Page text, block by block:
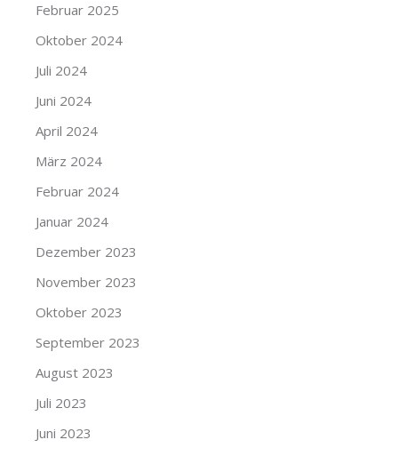
Februar 2025
Oktober 2024
Juli 2024
Juni 2024
April 2024
März 2024
Februar 2024
Januar 2024
Dezember 2023
November 2023
Oktober 2023
September 2023
August 2023
Juli 2023
Juni 2023